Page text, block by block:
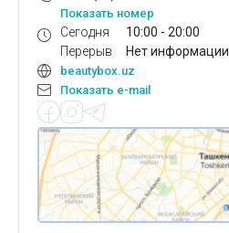
Показать номер
Сегодня
Перерыв
10:00 - 20:00
Нет информации
beautybox.uz
Показать e-mail